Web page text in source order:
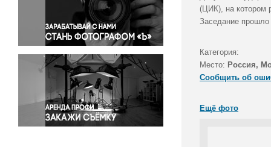
Правосудие
Происшествия и конфликты
Религия
Светская жизнь
Спорт
Экология
Экономика и бизнес
(ЦИК), на котором
Заседание
Категория:
Место: Россия,
Сообщить об
Ещё фото